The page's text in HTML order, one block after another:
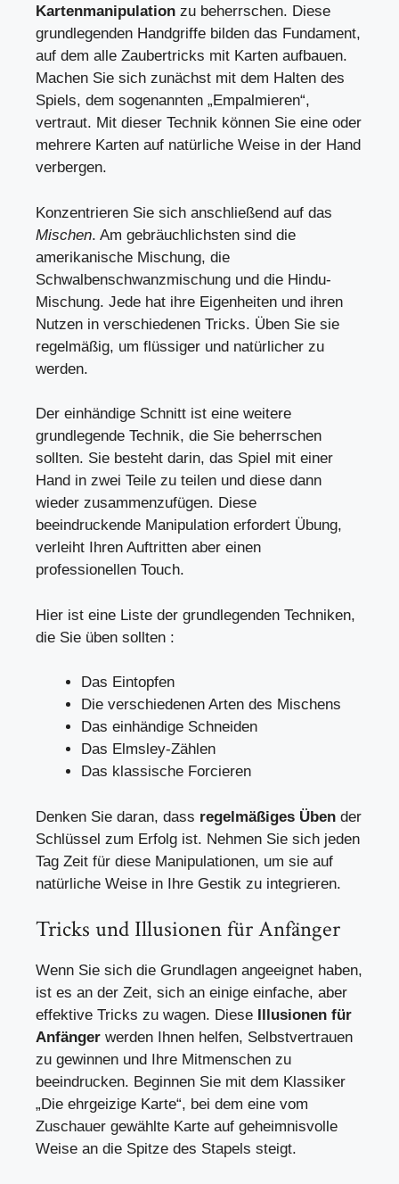
Kartenmanipulation zu beherrschen. Diese
grundlegenden Handgriffe bilden das Fundament,
auf dem alle Zaubertricks mit Karten aufbauen.
Machen Sie sich zunächst mit dem Halten des
Spiels, dem sogenannten „Empalmieren“,
vertraut. Mit dieser Technik können Sie eine oder
mehrere Karten auf natürliche Weise in der Hand
verbergen.
Konzentrieren Sie sich anschließend auf das
Mischen. Am gebräuchlichsten sind die
amerikanische Mischung, die
Schwalbenschwanzmischung und die Hindu-
Mischung. Jede hat ihre Eigenheiten und ihren
Nutzen in verschiedenen Tricks. Üben Sie sie
regelmäßig, um flüssiger und natürlicher zu
werden.
Der einhändige Schnitt ist eine weitere
grundlegende Technik, die Sie beherrschen
sollten. Sie besteht darin, das Spiel mit einer
Hand in zwei Teile zu teilen und diese dann
wieder zusammenzufügen. Diese
beeindruckende Manipulation erfordert Übung,
verleiht Ihren Auftritten aber einen
professionellen Touch.
Hier ist eine Liste der grundlegenden Techniken,
die Sie üben sollten :
Das Eintopfen
Die verschiedenen Arten des Mischens
Das einhändige Schneiden
Das Elmsley-Zählen
Das klassische Forcieren
Denken Sie daran, dass regelmäßiges Üben der
Schlüssel zum Erfolg ist. Nehmen Sie sich jeden
Tag Zeit für diese Manipulationen, um sie auf
natürliche Weise in Ihre Gestik zu integrieren.
Tricks und Illusionen für Anfänger
Wenn Sie sich die Grundlagen angeeignet haben,
ist es an der Zeit, sich an einige einfache, aber
effektive Tricks zu wagen. Diese
Illusionen für
Anfänger werden Ihnen helfen, Selbstvertrauen
zu gewinnen und Ihre Mitmenschen zu
beeindrucken. Beginnen Sie mit dem Klassiker
„Die ehrgeizige Karte“, bei dem eine vom
Zuschauer gewählte Karte auf geheimnisvolle
Weise an die Spitze des Stapels steigt.